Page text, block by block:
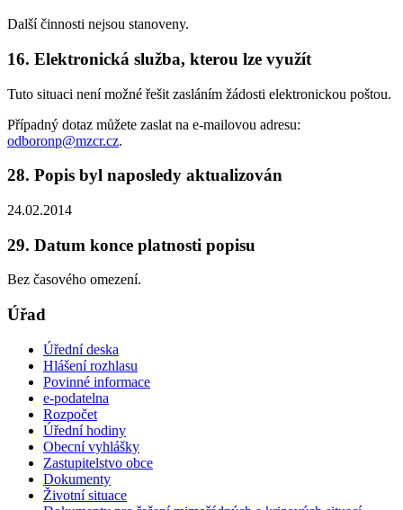
Další činnosti nejsou stanoveny.
16. Elektronická služba, kterou lze využít
Tuto situaci není možné řešit zasláním žádosti elektronickou poštou.
Případný dotaz můžete zaslat na e-mailovou adresu:
odboronp@mzcr.cz.
28. Popis byl naposledy aktualizován
24.02.2014
29. Datum konce platnosti popisu
Bez časového omezení.
Úřad
Úřední deska
Hlášení rozhlasu
Povinné informace
e-podatelna
Rozpočet
Úřední hodiny
Obecní vyhlášky
Zastupitelstvo obce
Dokumenty
Životní situace